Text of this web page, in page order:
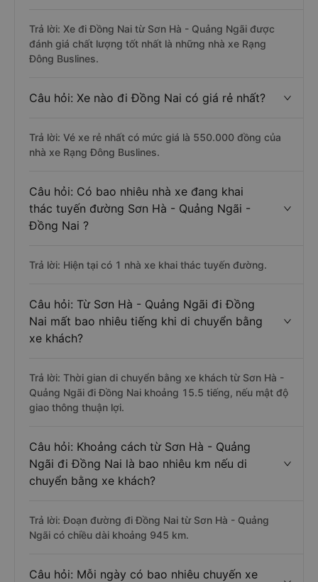
Trả lời: Xe đi Đồng Nai từ Sơn Hà - Quảng Ngãi được
đánh giá chất lượng tốt nhất là những nhà xe Rạng
Đông Buslines.
Câu hỏi: Xe nào đi Đồng Nai có giá rẻ nhất?
Trả lời: Vé xe rẻ nhất có mức giá là 550.000 đồng của
nhà xe Rạng Đông Buslines.
Câu hỏi: Có bao nhiêu nhà xe đang khai
thác tuyến đường Sơn Hà - Quảng Ngãi -
Đồng Nai ?
Trả lời: Hiện tại có 1 nhà xe khai thác tuyến đường.
Câu hỏi: Từ Sơn Hà - Quảng Ngãi đi Đồng
Nai mất bao nhiêu tiếng khi di chuyển bằng
xe khách?
Trả lời: Thời gian di chuyển bằng xe khách từ Sơn Hà -
Quảng Ngãi đi Đồng Nai khoảng 15.5 tiếng, nếu mật độ
giao thông thuận lợi.
Câu hỏi: Khoảng cách từ Sơn Hà - Quảng
Ngãi đi Đồng Nai là bao nhiêu km nếu di
chuyển bằng xe khách?
Trả lời: Đoạn đường đi Đồng Nai từ Sơn Hà - Quảng
Ngãi có chiều dài khoảng 945 km.
Câu hỏi: Mỗi ngày có bao nhiêu chuyến xe